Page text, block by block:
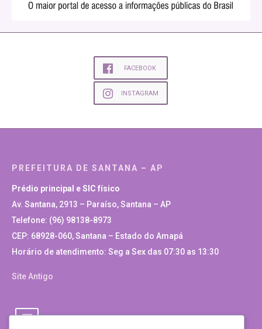
FACEBOOK
INSTAGRAM
PREFEITURA DE SANTANA – AP
Prédio principal e SIC físico
Av. Santana, 2913 – Paraíso, Santana – AP
Telefone: (96) 98138-8973
CEP: 68928-060, Santana – Estado do Amapá
Horário de atendimento: Seg a Sex das 07:30 as 13:30
Site Antigo